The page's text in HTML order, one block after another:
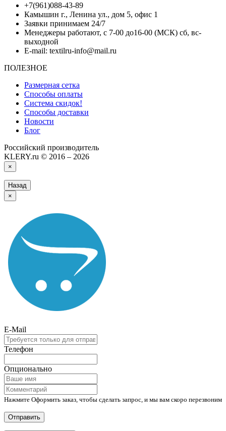
+7(961)088-43-89
Камышин г., Ленина ул., дом 5, офис 1
Заявки принимаем 24/7
Менеджеры работают, с 7-00 до16-00 (МСК) сб, вс-
выходной
E-mail: textilru-info@mail.ru
ПОЛЕЗНОЕ
Размерная сетка
Способы оплаты
Система скидок!
Способы доставки
Новости
Блог
Российский производитель
KLERY.ru © 2016 – 2026
×
Назад
×
E-Mail
Телефон
Опционально
Нажмите Оформить заказ, чтобы сделать запрос, и мы вам скоро перезвоним
Отправить